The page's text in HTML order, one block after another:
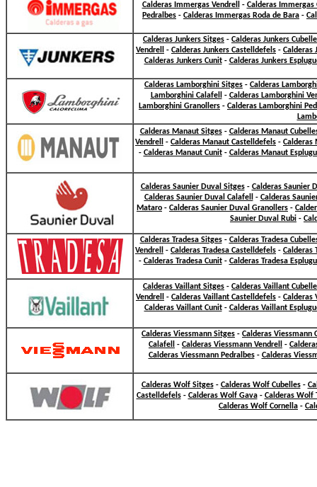
Calderas Immergas Vendrell
- Calderas Immergas
Pedralbes - Calderas Immergas Roda de Bara -
Calderas Junkers Sitges - Calderas Junkers
Vendrell
- Calderas Junkers Castelldefels - Calderas
Calderas Junkers Cunit- Calderas Junkers
Calderas Lamborghini Sitges - Calderas
Lamborghini Calafell
- Calderas Lamborghini
Lamborghini Granollers - Calderas Lamborghini
Calderas Manaut Sitges- Calderas Manaut
Vendrell
- Calderas Manaut Castelldefels - Calderas
- Calderas Manaut Cunit- Calderas Manaut
Calderas Saunier Duval Sitges- Calderas Saunier
Calderas Saunier Duval Calafell
- Calderas
Mataro - Calderas Saunier Duval Granollers -
Saunier Duval Rubi -
Calderas Tradesa Sitges- Calderas Tradesa
Vendrell
- Calderas Tradesa Castelldefels - Calderas
- Calderas Tradesa Cunit- Calderas Tradesa
Calderas Vaillant Sitges - Calderas Vaillant
Vendrell
- Calderas Vaillant Castelldefels - Calderas
Calderas Vaillant Cunit- Calderas Vaillant
Calderas Viessmann Sitges - Calderas Viessmann
Calafell
- Calderas Viessmann Vendrell -
Calderas Viessmann Pedralbes- Calderas
Calderas Wolf Sitges- Calderas Wolf Cubelles-
Castelldefels- Calderas Wolf Gava- Calderas Wolf
Calderas Wolf Cornella -